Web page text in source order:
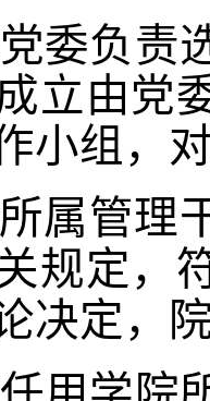
委负责
立由党
小组，
属管理
规定，
决定，